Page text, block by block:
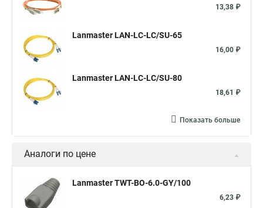
13,38 ₽
Lanmaster LAN-LC-LC/SU-65
16,00 ₽
Lanmaster LAN-LC-LC/SU-80
18,61 ₽
Показать больше
Аналоги по цене
Lanmaster TWT-BO-6.0-GY/100
6,23 ₽